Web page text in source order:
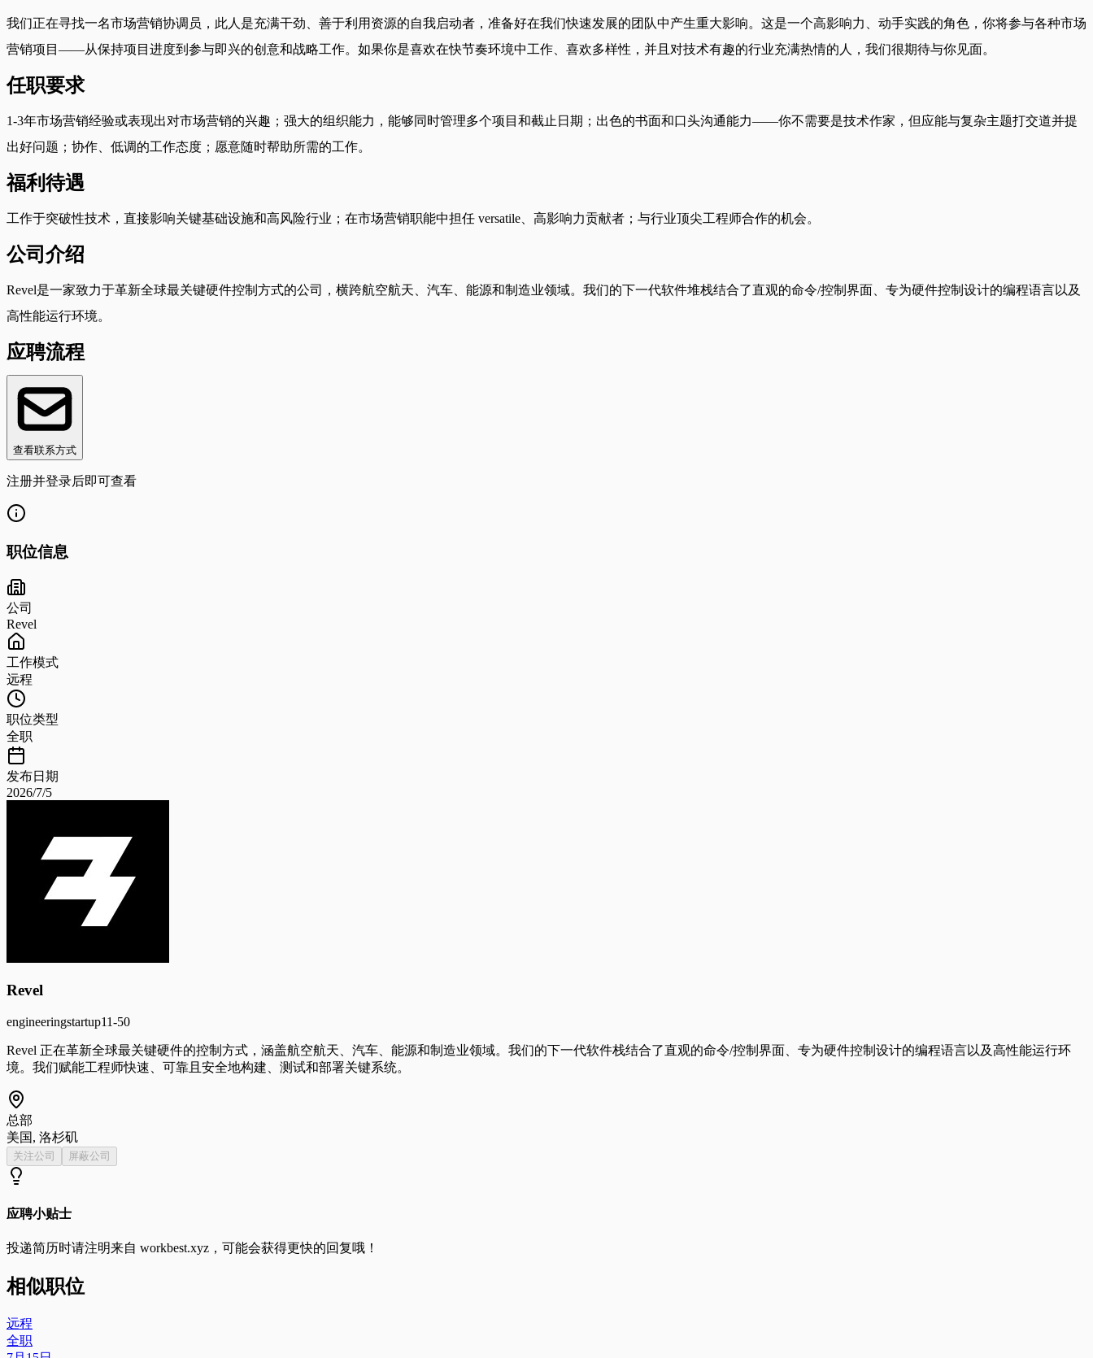
我们正在寻找一名市场营销协调员，此人是充满干劲、善于利用资源的自我启动者，准备好在我们快速发展的团队中产生重大影响。这是一个高影响力、动手实践的角色，你将参与各种市场
营销项目——从保持项目进度到参与即兴的创意和战略工作。如果你是喜欢在快节奏环境中工作、喜欢多样性，并且对技术有趣的行业充满热情的人，我们很期待与你见面。
任职要求
1-3年市场营销经验或表现出对市场营销的兴趣；强大的组织能力，能够同时管理多个项目和截止日期；出色的书面和口头沟通能力——你不需要是技术作家，但应能与复杂主题打交道并提
出好问题；协作、低调的工作态度；愿意随时帮助所需的工作。
福利待遇
工作于突破性技术，直接影响关键基础设施和高风险行业；在市场营销职能中担任 versatile、高影响力贡献者；与行业顶尖工程师合作的机会。
公司介绍
Revel是一家致力于革新全球最关键硬件控制方式的公司，横跨航空航天、汽车、能源和制造业领域。我们的下一代软件堆栈结合了直观的命令/控制界面、专为硬件控制设计的编程语言以及
高性能运行环境。
应聘流程
查看联系方式
注册并登录后即可查看
职位信息
公司
Revel
工作模式
远程
职位类型
全职
发布日期
2026/7/5
Revel
engineeringstartup11-50
Revel 正在革新全球最关键硬件的控制方式，涵盖航空航天、汽车、能源和制造业领域。我们的下一代软件栈结合了直观的命令/控制界面、专为硬件控制设计的编程语言以及高性能运行环
境。我们赋能工程师快速、可靠且安全地构建、测试和部署关键系统。
总部
美国, 洛杉矶
关注公司 屏蔽公司
应聘小贴士
投递简历时请注明来自 workbest.xyz ，可能会获得更快的回复哦！
相似职位
远程
全职